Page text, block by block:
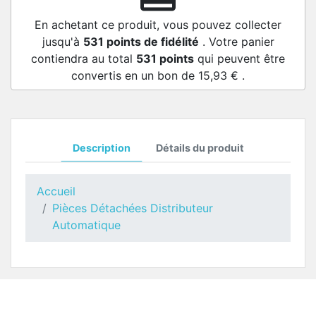
En achetant ce produit, vous pouvez collecter
jusqu'à 531 points de fidélité . Votre panier
contiendra au total 531 points qui peuvent être
convertis en un bon de 15,93 € .
Description Détails du produit
Accueil
Pièces Détachées Distributeur
Automatique